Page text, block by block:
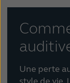
Une perte